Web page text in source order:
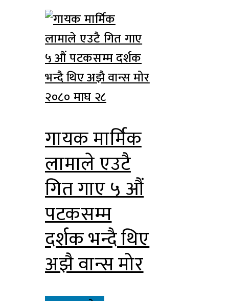
२०८० माघ २८
गायक मार्मिक
लामाले एउटै
गित गाए ५ औं
पटकसम्म
दर्शक भन्दै थिए
अझै वान्स मोर